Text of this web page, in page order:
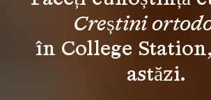
Creștini
în College